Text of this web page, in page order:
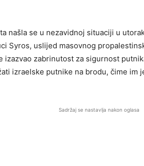
našla se u nezavidnoj situaciji u
Syros, uslijed masovnog
izazvao zabrinutost za sigurnost
izraelske putnike na brodu, čime im
Sadržaj se nastavlja nakon oglasa